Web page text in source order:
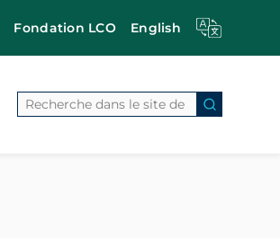
Fondation LCO English
Search
Search